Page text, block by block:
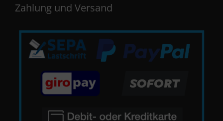
Zahlung und Versand